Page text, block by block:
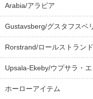
Arabia/アラビア
Gustavsberg/グスタフスベ
Rorstrand/ロールストランド
Upsala-Ekeby/ウプサラ・
ホーローアイテム